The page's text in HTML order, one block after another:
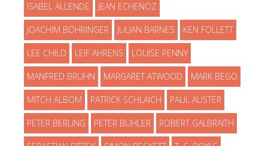
ISABEL ALLENDE JEAN ECHENOZ
JOACHIM BÖHRINGER JULIAN BARNES KEN FOLLETT
LEE CHILD LEIF AHRENS LOUISE PENNY
MANFRED BRUHN MARGARET ATWOOD MARK BEGO
MITCH ALBOM PATRICK SCHLAICH PAUL AUSTER
PETER BERLING PETER BÜHLER ROBERT GALBRAITH